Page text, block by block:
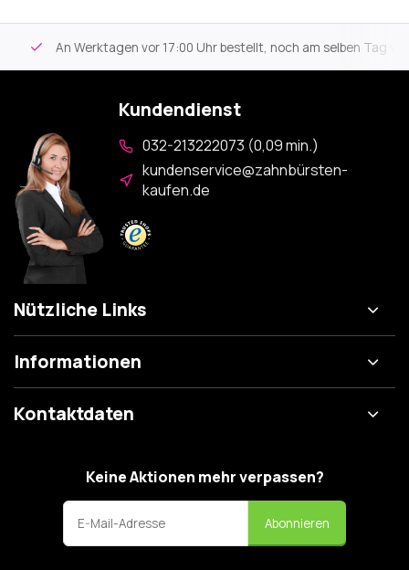
An Werktagen vor 17:00 Uhr bestellt, noch am selben Tag
Kundendienst
032-213222073 (0,09 min.)
kundenservice@zahnbürsten-
kaufen.de
Nützliche Links
Informationen
Kontaktdaten
Keine Aktionen mehr verpassen?
Abonnieren